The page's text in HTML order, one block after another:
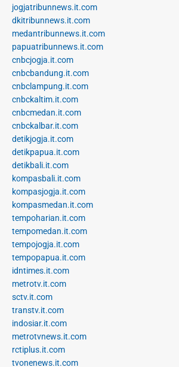
jogjatribunnews.it.com
dkitribunnews.it.com
medantribunnews.it.com
papuatribunnews.it.com
cnbcjogja.it.com
cnbcbandung.it.com
cnbclampung.it.com
cnbckaltim.it.com
cnbcmedan.it.com
cnbckalbar.it.com
detikjogja.it.com
detikpapua.it.com
detikbali.it.com
kompasbali.it.com
kompasjogja.it.com
kompasmedan.it.com
tempoharian.it.com
tempomedan.it.com
tempojogja.it.com
tempopapua.it.com
idntimes.it.com
metrotv.it.com
sctv.it.com
transtv.it.com
indosiar.it.com
metrotvnews.it.com
rctiplus.it.com
tvonenews.it.com